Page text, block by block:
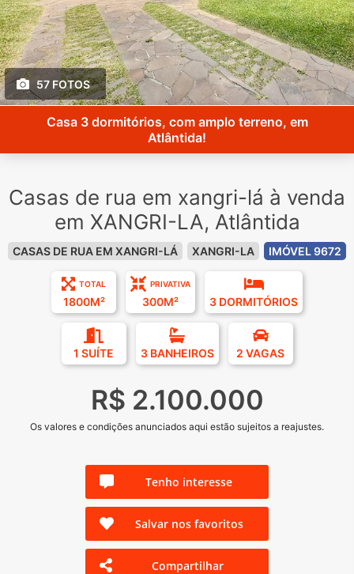
57 FOTOS
Casa 3 dormitórios, com amplo terreno, em
Atlântida!
Casas de rua em xangri-lá à venda
em XANGRI-LA, Atlântida
CASAS DE RUA EM XANGRI-LÁ XANGRI-LA IMÓVEL 9672
TOTAL
1800M²
PRIVATIVA
300M² 3 DORMITÓRIOS
1 SUÍTE 3 BANHEIROS 2 VAGAS
R$ 2.100.000
Os valores e condições anunciados aqui estão sujeitos a reajustes.
Tenho interesse
Salvar nos favoritos
Compartilhar